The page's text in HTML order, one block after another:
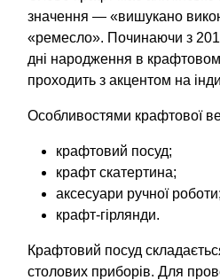
значення — «вишукано
«ремесло». Починаючи з
дні народження в
проходить з акцентом на
Особливостями крафтової
крафтовий посуд;
крафт скатертина;
аксесуари ручної роботи;
крафт-гірлянди.
Крафтовий посуд
столових приборів. Для